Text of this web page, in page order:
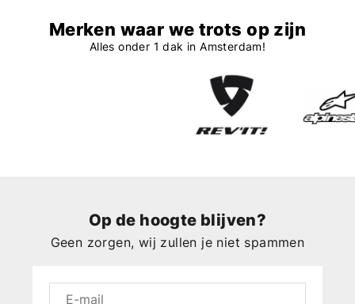
Merken waar we trots op zijn
Alles onder 1 dak in Amsterdam!
Op de hoogte blijven?
Geen zorgen, wij zullen je niet spammen